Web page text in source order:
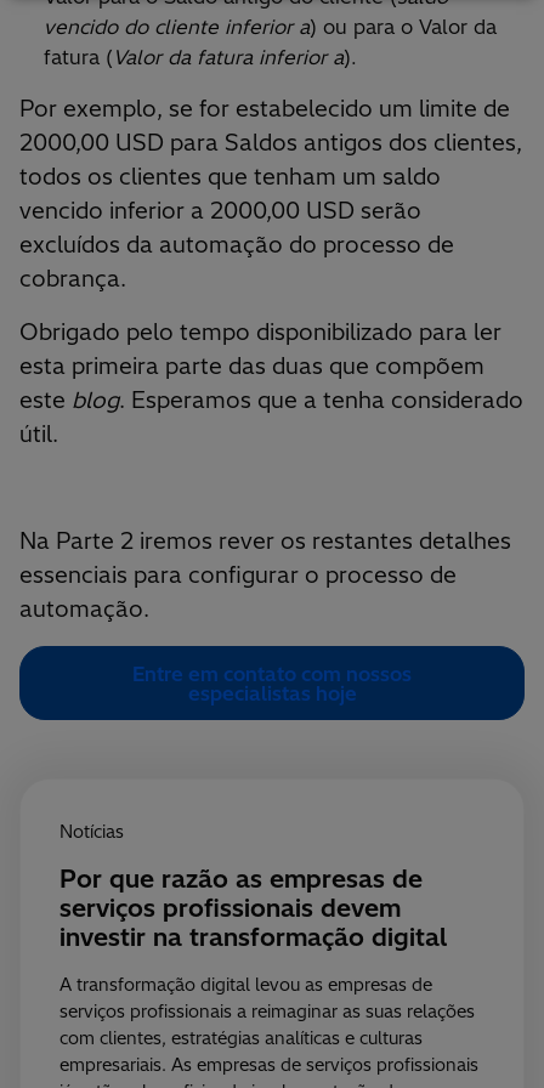
vencido do cliente inferior a) ou para o Valor da
fatura ( Valor da fatura inferior a).
Por exemplo, se for estabelecido um limite de
2000,00 USD para Saldos antigos dos clientes,
todos os clientes que tenham um saldo
vencido inferior a 2000,00 USD serão
excluídos da automação do processo de
cobrança.
Obrigado pelo tempo disponibilizado para ler
esta primeira parte das duas que compõem
este blog. Esperamos que a tenha considerado
útil.
Na Parte 2 iremos rever os restantes detalhes
essenciais para configurar o processo de
automação.
Entre em contato com nossos
especialistas hoje
Notícias
Por que razão as empresas de
serviços profissionais devem
investir na transformação digital
A transformação digital levou as empresas de
serviços profissionais a reimaginar as suas relações
com clientes, estratégias analíticas e culturas
empresariais. As empresas de serviços profissionais